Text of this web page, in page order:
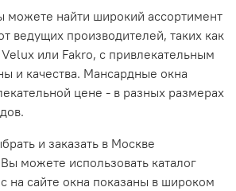
можете найти широкий ассортимент
ведущих производителей, таких как
или Fakro, с привлекательным
и качества. Мансардные окна
цене - в разных размерах
и заказать в Москве
можете использовать каталог
на сайте окна показаны в широком